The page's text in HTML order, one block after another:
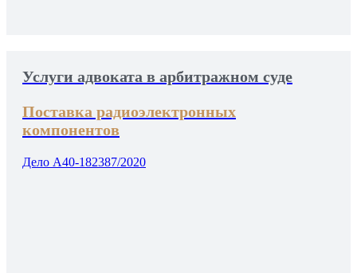
Услуги адвоката в арбитражном суде
Поставка радиоэлектронных
компонентов
Дело А40-182387/2020